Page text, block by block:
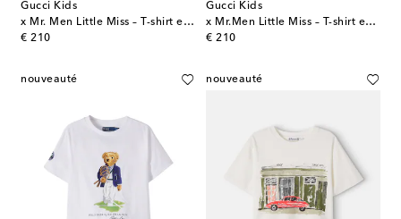
Gucci Kids
x Mr. Men Little Miss – T-shirt en coton
€ 210
original price
Gucci Kids
x Mr.Men Little Miss – T-shirt en coton
€ 210
original price
nouveauté nouveauté